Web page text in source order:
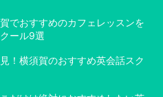
でおすすめのカフェレッスンを
ール9選
！横須賀のおすすめ英会話スク